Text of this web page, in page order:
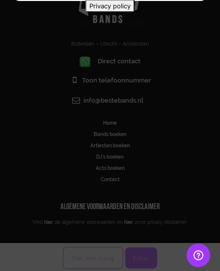
Stel een vraag Filter
Rotterdam – Utrecht – Amsterdam
Direct contact
Toon telefoonnummer
info@bestebands.nl
Home
Bands boeken
Artiesten boeken
DJ’s boeken
Acts boeken
Contact
ALGEMENE VOORWAARDEN EN DISCLAIMER
Vind hier de algemene voorwaarden en hier onze privacy disclaimer.
Privacy policy